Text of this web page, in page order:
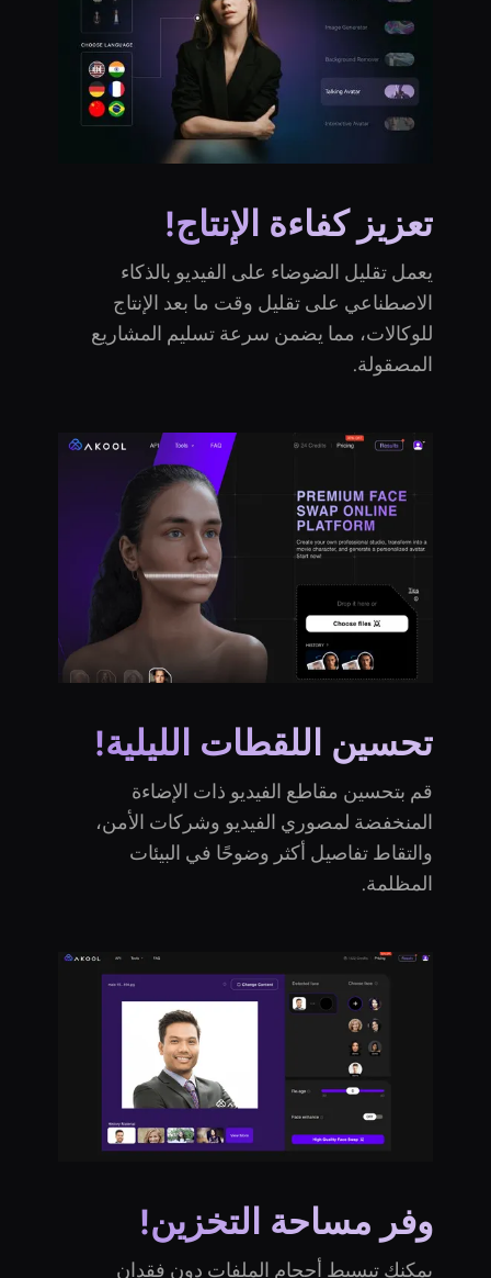
تعزيز كفاءة الإنتاج!
يعمل تقليل الضوضاء على الفيديو بالذكاء
الاصطناعي على تقليل وقت ما بعد الإنتاج
للوكالات، مما يضمن سرعة تسليم المشاريع
المصقولة.
تحسين اللقطات الليلية!
قم بتحسين مقاطع الفيديو ذات الإضاءة
المنخفضة لمصوري الفيديو وشركات الأمن،
والتقاط تفاصيل أكثر وضوحًا في البيئات
المظلمة.
وفر مساحة التخزين!
يمكنك تبسيط أحجام الملفات دون فقدان